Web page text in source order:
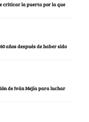
criticar la puerta por la que
años después de haber sido
de Iván Mejía para luchar